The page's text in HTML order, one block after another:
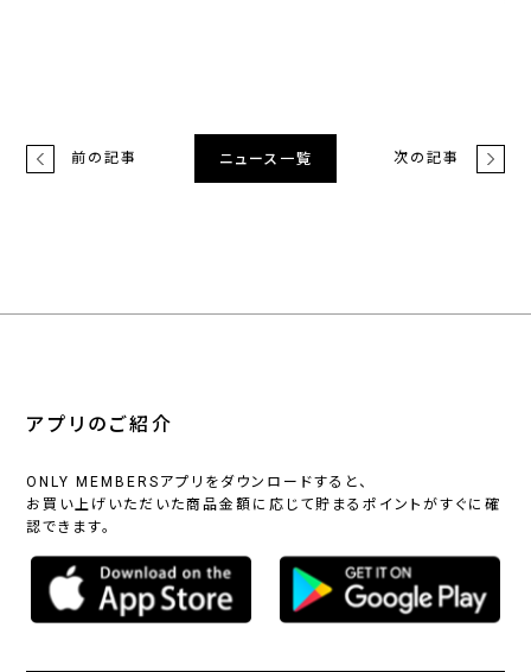
前の記事 ニュース一覧 次の記事
アプリのご紹介
ONLY MEMBERSアプリをダウンロードすると、
お買い上げいただいた商品金額に応じて貯まるポイントがすぐに確
認できます。